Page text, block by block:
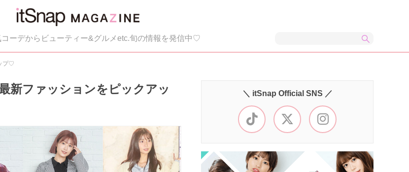
ーデからビューティー&グルメetc.旬の情報を発信中♡
プ♡
新ファッションをピックアッ
＼ itSnap Official SNS ／